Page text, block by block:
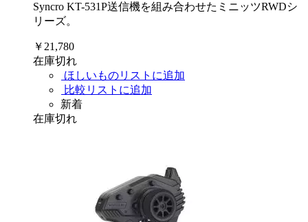
Syncro KT-531P送信機を組み合わせたミニッツRWDシ
リーズ。
￥21,780
在庫切れ
ほしいものリストに追加
比較リストに追加
新着
在庫切れ